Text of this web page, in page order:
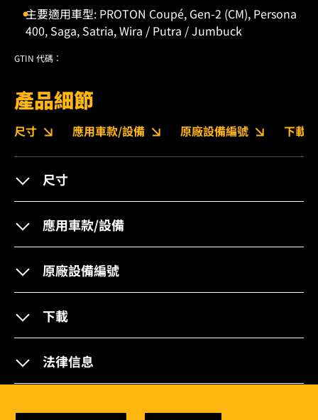
主要適用車型: PROTON Coupé, Gen-2 (CM), Persona
400, Saga, Satria, Wira / Putra / Jumbuck
GTIN 代碼：
產品細節
尺寸 應用車款/設備 原廠設備編號 下載
尺寸
應用車款/設備
原廠設備編號
下載
法律信息